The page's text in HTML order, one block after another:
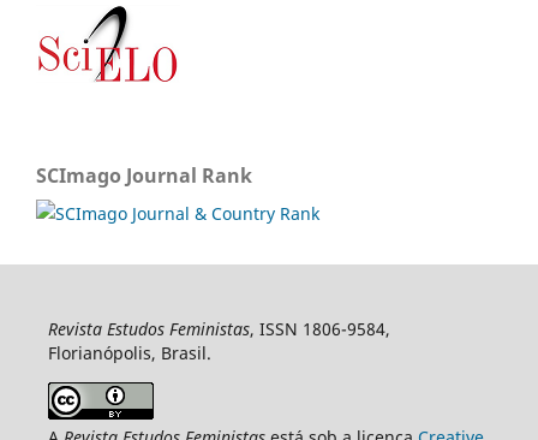
SCImago Journal Rank
Revista Estudos Feministas, ISSN 1806-9584,
Florianópolis, Brasil.